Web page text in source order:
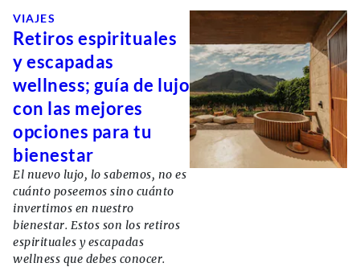
VIAJES
Retiros espirituales
y escapadas
wellness; guía de lujo
con las mejores
opciones para tu
bienestar
El nuevo lujo, lo sabemos, no es
cuánto poseemos sino cuánto
invertimos en nuestro
bienestar. Estos son los retiros
espirituales y escapadas
wellness que debes conocer.